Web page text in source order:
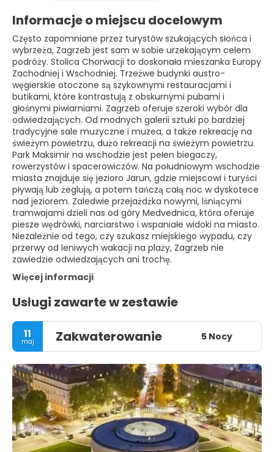
Informacje o miejscu docelowym
Często zapomniane przez turystów szukających słońca i
wybrzeża, Zagrzeb jest sam w sobie urzekającym celem
podróży. Stolica Chorwacji to doskonała mieszanka Europy
Zachodniej i Wschodniej. Trzeźwe budynki austro-
węgierskie otoczone są szykownymi restauracjami i
butikami, które kontrastują z obskurnymi pubami i
głośnymi piwiarniami. Zagrzeb oferuje szeroki wybór dla
odwiedzających. Od modnych galerii sztuki po bardziej
tradycyjne sale muzyczne i muzea, a także rekreację na
świeżym powietrzu, dużo rekreacji na świeżym powietrzu.
Park Maksimir na wschodzie jest pełen biegaczy,
rowerzystów i spacerowiczów. Na południowym wschodzie
miasta znajduje się jezioro Jarun, gdzie miejscowi i turyści
pływają lub żeglują, a potem tańczą całą noc w dyskotece
nad jeziorem. Zaledwie przejażdżka nowymi, lśniącymi
tramwajami dzieli nas od góry Medvednica, która oferuje
piesze wędrówki, narciarstwo i wspaniałe widoki na miasto.
Niezależnie od tego, czy szukasz miejskiego wypadu, czy
przerwy od leniwych wakacji na plaży, Zagrzeb nie
zawiedzie odwiedzających ani trochę.
Więcej informacji
Usługi zawarte w zestawie
11
maj Zakwaterowanie 5 Nocy